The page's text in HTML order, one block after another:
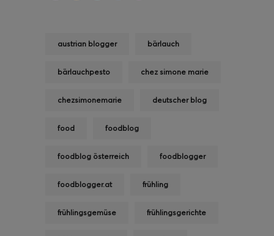
austrian blogger bärlauch
bärlauchpesto chez simone marie
chezsimonemarie deutscher blog
food foodblog
foodblog österreich foodblogger
foodblogger.at frühling
frühlingsgemüse frühlingsgerichte